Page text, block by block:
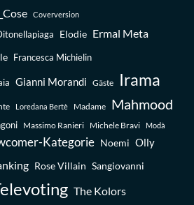
Coverversion
Elodie Ermal Meta
Francesca Michielin
Gianni Morandi Gäste Irama
Loredana Bertè Madame Mahmood
Massimo Ranieri Michele Bravi Modà
Kategorie Noemi Olly
Rose Villain Sangiovanni
The Kolors